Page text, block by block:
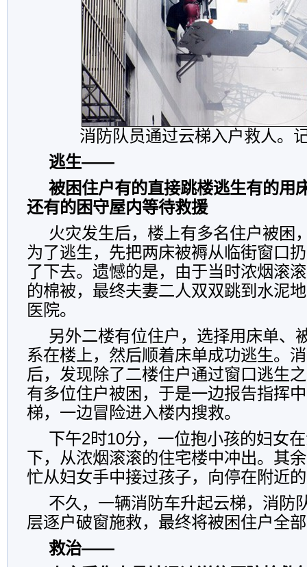
消防队员通过云梯入户救人。
逃生——
被困住户有的直接跳楼逃生有的用
还有的困守屋内等待救援
火灾发生后，楼上有多名住户被困
为了逃生，先把两床被褥从临街窗口
了下去。遗憾的是，由于当时浓烟滚
的棉被，最终夫妻二人双双跳到水泥
医院。
另外二楼有位住户，选择用床单、
系在楼上，然后顺着床单成功逃生。
后，发现除了二楼住户通过窗口逃生
有多位住户被困，于是一边报告指挥
梯，一边冒险进入楼内搜救。
下午2时10分，一位抱小孩的妇女
下，从浓烟滚滚的住宅楼中冲出。其
忙从妇女手中接过孩子，向停在附近
不久，一辆消防车升起云梯，消防
层逐户破窗施救，最终将被困住户全
救治——